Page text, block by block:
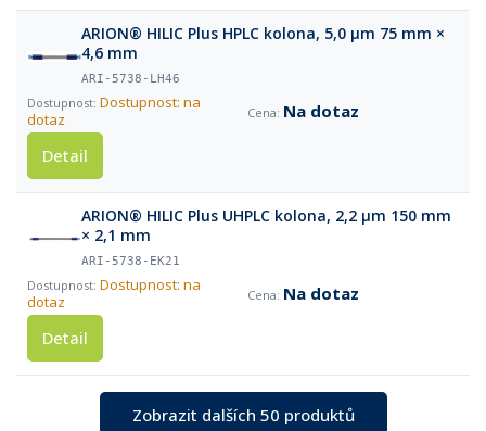
ARION® HILIC Plus HPLC kolona, 5,0 µm 75 mm ×
4,6 mm
ARI-5738-LH46
Dostupnost: na
dotaz
Na dotaz
Detail
ARION® HILIC Plus UHPLC kolona, 2,2 µm 150 mm
× 2,1 mm
ARI-5738-EK21
Dostupnost: na
dotaz
Na dotaz
Detail
Zobrazit dalších 50 produktů